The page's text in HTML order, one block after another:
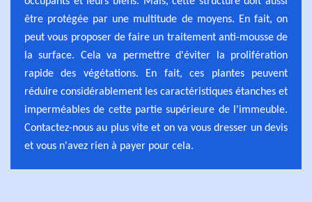
être protégée par une multitude de moyens. En fait, on
peut vous proposer de faire un traitement anti-mousse de
la surface. Cela va permettre d'éviter la prolifération
rapide des végétations. En fait, ces plantes peuvent
réduire considérablement les caractéristiques étanches et
imperméables de cette partie supérieure de l'immeuble.
Contactez-nous au plus vite et on va vous dresser un devis
et vous n'avez rien à payer pour cela.